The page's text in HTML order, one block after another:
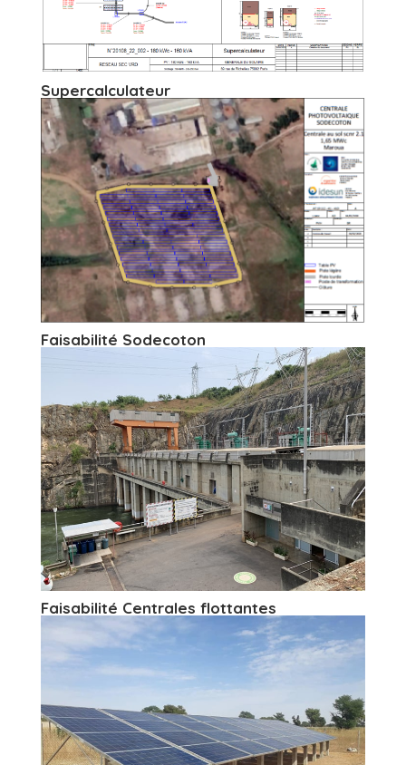
Supercalculateur
Faisabilité Sodecoton
Faisabilité Centrales flottantes